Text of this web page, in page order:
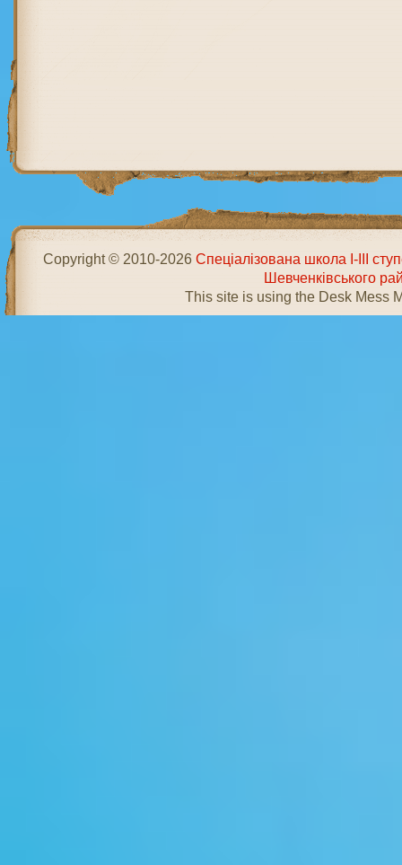
Copyright © 2010-2026Спеціалізована школа І-ІІІ
Шевченківського
This site is using the Desk Mess